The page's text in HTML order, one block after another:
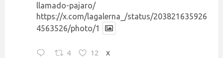
llamado-pajaro/
https://x.com/lagalerna_/status/203821635926
4563526/photo/1
4 12 X